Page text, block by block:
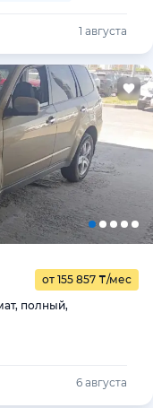
1 августа
от 155 857 ₸/мес
полный,
6 августа